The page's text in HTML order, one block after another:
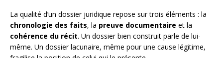
La qualité d’un dossier juridique repose sur trois éléments : la
chronologie des faits, la preuve documentaire et la
cohérence du récit. Un dossier bien construit parle de lui-
même. Un dossier lacunaire, même pour une cause légitime,